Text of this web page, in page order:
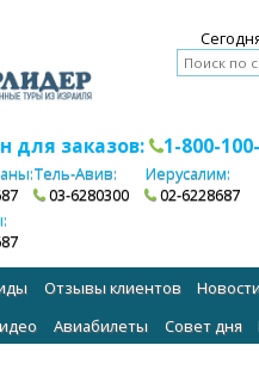
для заказов: 1-800-
Тель-Авив:
03-6280300
Иерусалим:
02-6228687
Отзывы клиентов
Авиабилеты Cовет дня